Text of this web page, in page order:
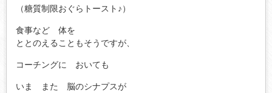
（糖質制限おぐらトースト♪）
食事など 体を
ととのえることもそうですが、
コーチングに おいても
いま また 脳のシナプスが